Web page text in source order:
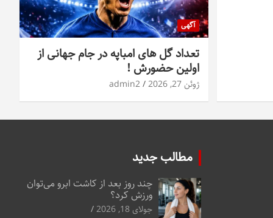
آگهی
تعداد گل های امباپه در جام جهانی از
اولین حضورش !
ژوئن 27, 2026 admin2
مطالب جدید
چند روز بعد از کاشت ابرو می‌توان
ورزش کرد؟
جولای 18, 2026